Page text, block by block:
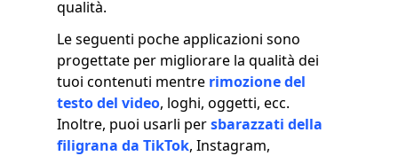
qualità.
Le seguenti poche applicazioni sono
progettate per migliorare la qualità dei
tuoi contenuti mentre rimozione del
testo del video, loghi, oggetti, ecc.
Inoltre, puoi usarli persbarazzati della
filigrana da TikTok, Instagram,